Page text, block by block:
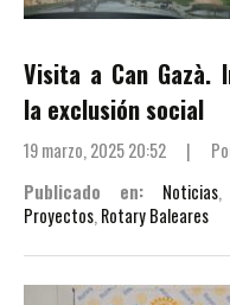
Visita a Can
la exclusión social
19 marzo, 2025 20:52 |
Publicado en:
Noticias,
Proyectos, Rotary Baleares